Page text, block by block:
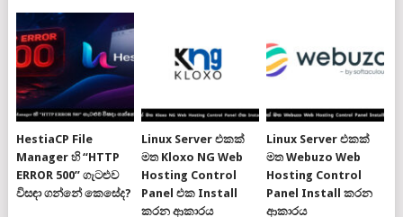
HestiaCP File
Manager හි “HTTP
ERROR 500” ගැටළුව
විසඳා ගන්නේ කෙසේද?
Linux Server එකක්
මත Kloxo NG Web
Hosting Control
Panel එක Install
කරන ආකාරය
Linux Server එකක්
මත Webuzo Web
Hosting Control
Panel Install කරන
ආකාරය